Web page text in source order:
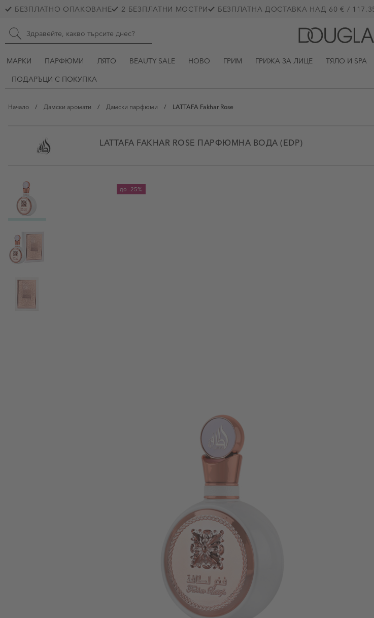
Прескачане към съдържанието
Skip to main content
БЕЗПЛАТНО ОПАКОВАНЕ 2 БЕЗПЛАТНИ МОСТРИ БЕЗПЛАТНА ДОСТАВКА НАД 60 € /
Търсене в сайта
МАРКИ ПАРФЮМИ ЛЯТО BEAUTY SALE НОВО ГРИМ ГРИЖА ЗА ЛИЦЕ ТЯЛО И SPA
ПОДАРЪЦИ С ПОКУПКА
Начало / Дамски аромати / Дамски парфюми / LATTAFA Fakhar Rose
LATTAFA FAKHAR ROSE ПАРФЮМНА ВОДА (EDP)
до -25%
View larger image
View larger image
View larger image